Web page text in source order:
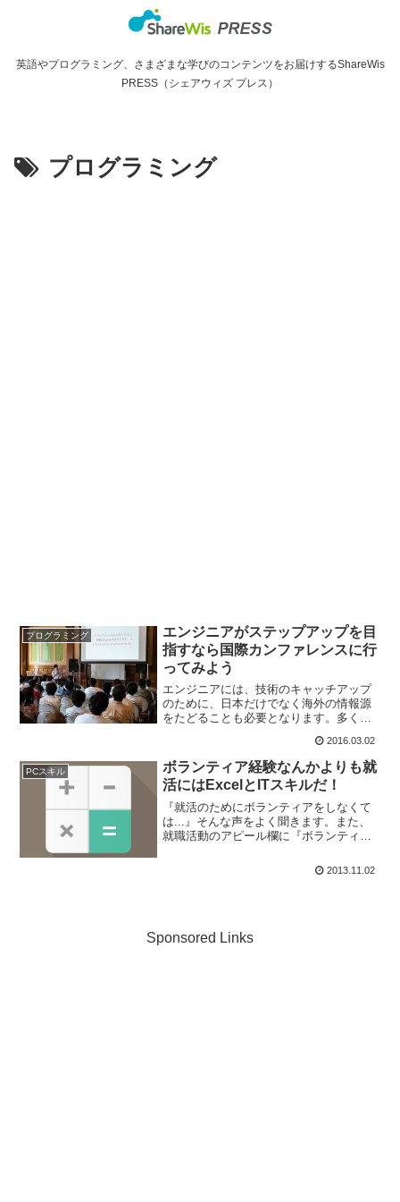
英語やプログラミング、さまざまな学びのコンテンツをお届けするShareWis
PRESS（シェアウィズ プレス）
プログラミング
プログラミング
エンジニアがステップアップを目
指すなら国際カンファレンスに行
ってみよう
エンジニアには、技術のキャッチアップ
のために、日本だけでなく海外の情報源
をたどることも必要となります。多くの
情報は、まず英語で公開されるものがほ
とんどです。例えば、Rubyや、Skinny-
Framewo...
2016.03.02
PCスキル
ボランティア経験なんかよりも就
活にはExcelとITスキルだ！
『就活のためにボランティアをしなくて
は...』そんな声をよく聞きます。また、
就職活動のアピール欄に『ボランティア
ドを書く人も多いですよね。そんなの全
くアピールポイントになりません！もち
2013.11.02
Sponsored Links